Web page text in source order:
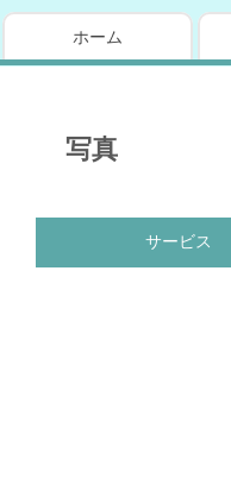
ホーム
写真
サービス